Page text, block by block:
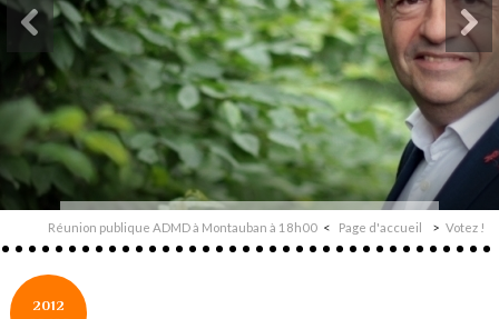
Réunion publique ADMD à Montauban à 18h00 Page d'accueil Votez !
2012